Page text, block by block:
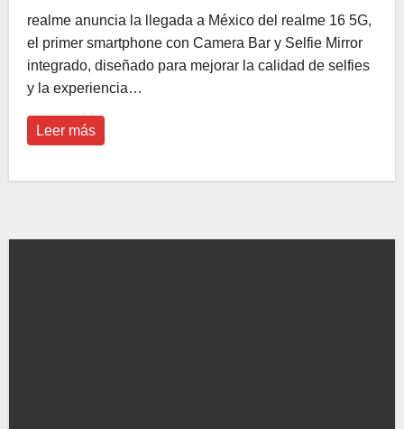
realme anuncia la llegada a México del realme 16 5G,
el primer smartphone con Camera Bar y Selfie Mirror
integrado, diseñado para mejorar la calidad de selfies
y la experiencia…
Leer más